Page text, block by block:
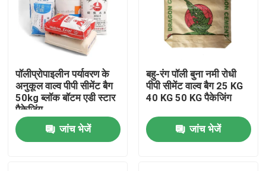
घर
पॉलीप्रोपाइलीन पर्यावरण के
अनुकूल वाल्व पीपी सीमेंट बैग
50kg ब्लॉक बॉटम एडी स्टार
पैकेजिंग
जांच भेजें
बहु-रंग पॉली बुना नमी रोधी
पीपी सीमेंट वाल्व बैग 25 KG
40 KG 50 KG पैकेजिंग
जांच भेजें